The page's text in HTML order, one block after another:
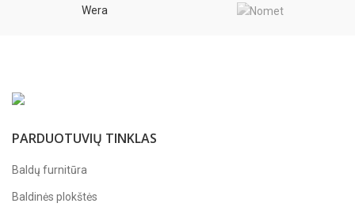
Wera
PARDUOTUVIŲ TINKLAS
Baldų furnitūra
Baldinės plokštės